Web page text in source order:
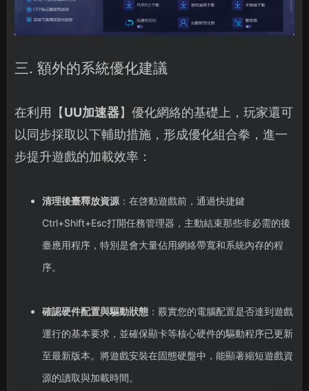
三. 額外的系統優化建議
在利用【UU加速器】優化網絡的基礎上，玩家還可
以同步採取以下輔助措施，形成優化組合拳，進一
步提升遊戲的加載效率：
清理後臺釋放資源：在啓動遊戲前，通過快捷鍵
Ctrl+Shift+Esc打開任務管理器，主動結束那些非必需的後
臺應用程序，特別是會大量佔用網絡帶寬和系統內存的程
序。
確認硬件配置與驅動狀態：覈實您的電腦配置是否達到遊戲
運行的基本要求，並確保顯卡等核心硬件的驅動程序已更新
至最新版本。將遊戲安裝在固態硬盤中，能顯著縮短遊戲資
源的讀取與加載時間。